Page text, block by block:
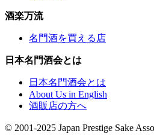
酒楽万流
名門酒を買える店
日本名門酒会とは
日本名門酒会とは
About Us in English
酒販店の方へ
© 2001-2025 Japan Prestige Sake